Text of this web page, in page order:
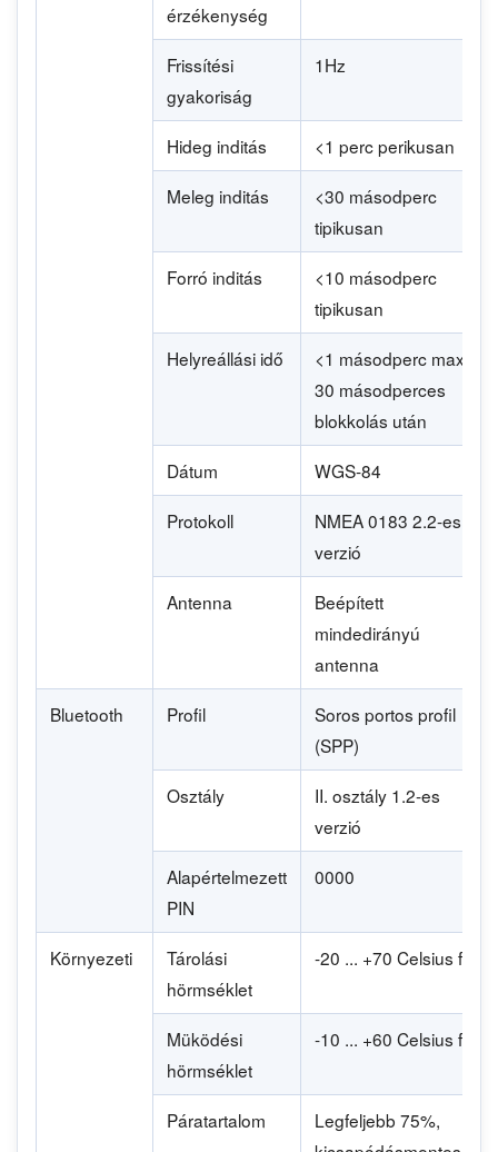
érzékenység
Frissítési
gyakoriság
1Hz
Hideg inditás <1 perc perikusan
Meleg inditás
<30 másodperc
tipikusan
Forró inditás
<10 másodperc
tipikusan
Helyreállási idő
<1 másodperc max
30 másodperces
blokkolás után
Dátum WGS-84
Protokoll
NMEA 0183 2.2-es
verzió
Antenna
Beépített
mindedirányú
antenna
Bluetooth Profil
Soros portos profil
(SPP)
Osztály
II. osztály 1.2-es
verzió
Alapértelmezett
PIN
0000
Környezeti
Tárolási
hörmséklet
-20 ... +70 Celsius fok
Müködési
hörmséklet
-10 ... +60 Celsius fok
Páratartalom
Legfeljebb 75%,